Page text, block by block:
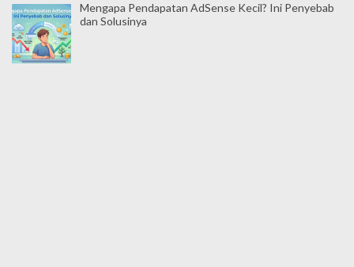
Mengapa Pendapatan AdSense Kecil? Ini Penyebab
dan Solusinya